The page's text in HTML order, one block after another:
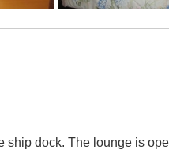
dock. The lounge is